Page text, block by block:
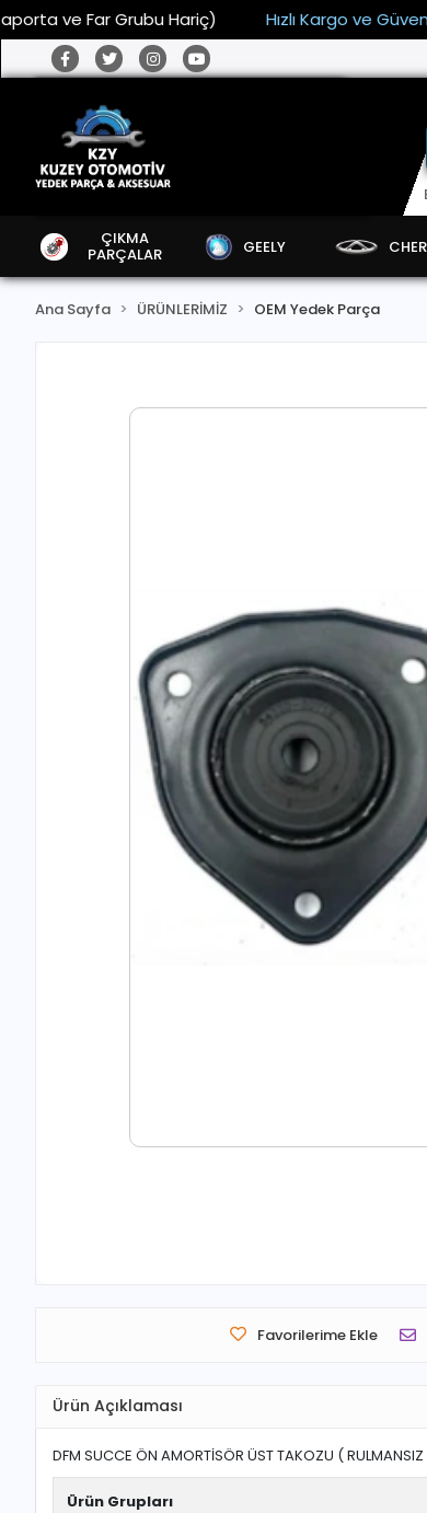
Far Grubu Hariç) Hızlı Kargo ve Güvenli
ÇIKMA
PARÇALAR GEELY
Ana Sayfa ÜRÜNLERİMİZ OEM Yedek Parça
Favorilerime Ekle
Ürün Açıklaması
DFM SUCCE ÖN AMORTİSÖR ÜST TAKOZU (
Ürün Grupları